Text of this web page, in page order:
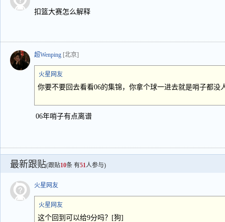
扣篮大赛怎么解释
超Wenping [北京]
火星网友
你要不要回去看看06的集锦，你拿个球一进去就是哨子都没
06年哨子有点离谱
最新跟贴(跟贴10条 有51人参与)
火星网友
火星网友
这个回到可以给9分吗？[狗]